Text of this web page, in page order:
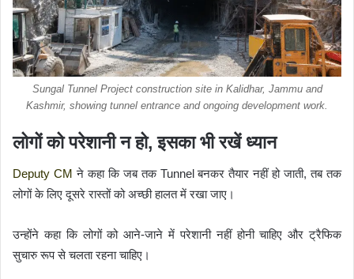
Sungal Tunnel Project construction site in Kalidhar, Jammu and
Kashmir, showing tunnel entrance and ongoing development work.
लोगों को परेशानी न हो, इसका भी रखें ध्यान
Deputy CM ने कहा कि जब तक Tunnel बनकर तैयार नहीं हो जाती, तब तक
लोगों के लिए दूसरे रास्तों को अच्छी हालत में रखा जाए।
उन्होंने कहा कि लोगों को आने-जाने में परेशानी नहीं होनी चाहिए और ट्रैफिक
सुचारु रूप से चलता रहना चाहिए।